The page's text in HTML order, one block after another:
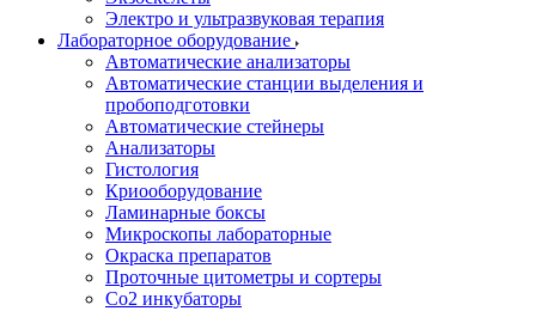
Электро и ультразвуковая терапия
Лабораторное оборудование
Автоматические анализаторы
Автоматические станции выделения и
пробоподготовки
Автоматические стейнеры
Анализаторы
Гистология
Криооборудование
Ламинарные боксы
Микроскопы лабораторные
Окраска препаратов
Проточные цитометры и сортеры
Со2 инкубаторы